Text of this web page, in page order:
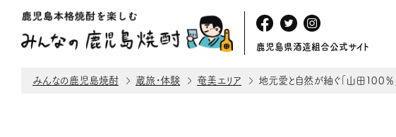
鹿児島県酒造組合公式サイト
みんなの鹿児島焼酎 蔵旅・体験 奄美エリア 地元愛と自然が紬ぐ「山田１００％」